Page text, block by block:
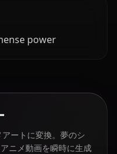
power
ートに変換。夢のシ
ニメ動画を瞬時に生成